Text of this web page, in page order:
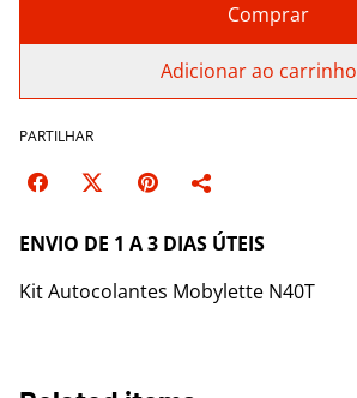
Comprar
Adicionar ao carrinho
PARTILHAR
ENVIO DE 1 A 3 DIAS ÚTEIS
Kit Autocolantes Mobylette N40T